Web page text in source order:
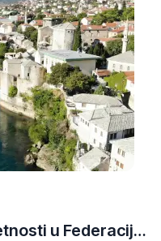
Porez na promet nepokretnosti u Federaciji BiH: Vodič kroz kantonalne propise